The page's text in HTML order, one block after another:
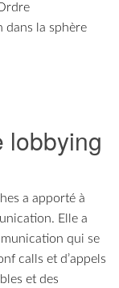
dans la sphère
lobbying
a apporté à
Elle a
qui se
calls et d’appels
et des